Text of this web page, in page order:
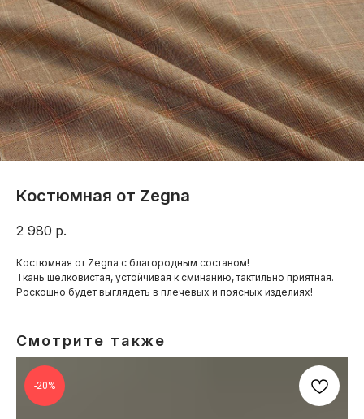
Костюмная от Zegna
2 980 р.
Костюмная от Zegna с благородным составом!
Ткань шелковистая, устойчивая к сминанию, тактильно приятная.
Роскошно будет выглядеть в плечевых и поясных изделиях!
Смотрите также
-20%